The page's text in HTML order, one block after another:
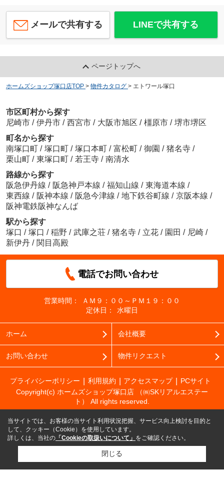
メールで共有する LINEで共有する
ページトップへ
ホームズショップ塚口店TOP > 物件カタログ > エトワール塚口
市区町村から探す
尼崎市 / 伊丹市 / 西宮市 / 大阪市旭区 / 橿原市 / 堺市堺区
町名から探す
南塚口町 / 塚口町 / 塚口本町 / 富松町 / 御園 / 猪名寺 /
栗山町 / 東塚口町 / 若王寺 / 南清水
路線から探す
阪急伊丹線 / 阪急神戸本線 / 福知山線 / 東海道本線 /
東西線 / 阪神本線 / 阪急今津線 / 地下鉄谷町線 / 京阪本線 /
阪神電鉄阪神なんば
駅から探す
塚口 / 塚口 / 稲野 / 武庫之荘 / 猪名寺 / 立花 / 園田 / 尼崎 /
新伊丹 / 関目高殿
電話でお問い合わせ
営業時間：
ＡＭ９：００～ＰＭ１９：００
定休日：
水曜日
ホーム 会社概要
お問い合わせ 物件リクエスト
プライバシーポリシー 利用規約 アクセスマップ
PCサイト
Copyright(c) ホームズショップ塚口店 （㈱SKリアルエステー
ト） All rights reserved.
当サイトでは、お客様の当サイト利用状況把握、サービス向上検討を目的と
して、クッキー（Cookie）を使用しています。
詳しくは、当社の 「Cookieの取扱いについて」 をご確認ください。
閉じる